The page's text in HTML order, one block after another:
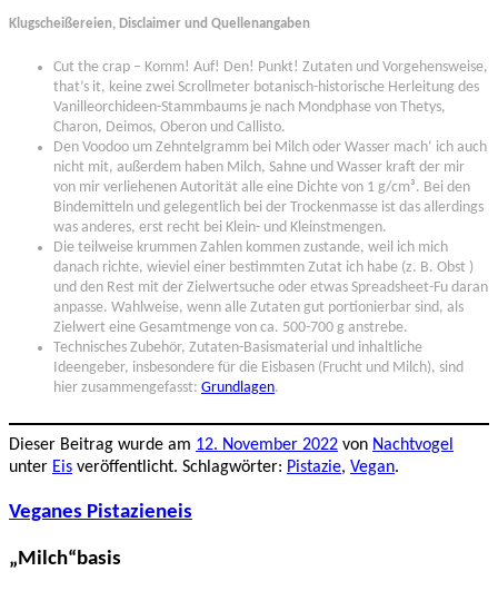
Klugscheißereien, Disclaimer und Quellenangaben
Cut the crap – Komm! Auf! Den! Punkt! Zutaten und Vorgehensweise,
that’s it, keine zwei Scrollmeter botanisch-historische Herleitung des
Vanilleorchideen-Stammbaums je nach Mondphase von Thetys,
Charon, Deimos, Oberon und Callisto.
Den Voodoo um Zehntelgramm bei Milch oder Wasser mach‘ ich auch
nicht mit, außerdem haben Milch, Sahne und Wasser kraft der mir
von mir verliehenen Autorität alle eine Dichte von 1 g/cm³. Bei den
Bindemitteln und gelegentlich bei der Trockenmasse ist das allerdings
was anderes, erst recht bei Klein- und Kleinstmengen.
Die teilweise krummen Zahlen kommen zustande, weil ich mich
danach richte, wieviel einer bestimmten Zutat ich habe (z. B. Obst )
und den Rest mit der Zielwertsuche oder etwas Spreadsheet-Fu daran
anpasse. Wahlweise, wenn alle Zutaten gut portionierbar sind, als
Zielwert eine Gesamtmenge von ca. 500-700 g anstrebe.
Technisches Zubehör, Zutaten-Basismaterial und inhaltliche
Ideengeber, insbesondere für die Eisbasen (Frucht und Milch), sind
hier zusammengefasst: Grundlagen.
Dieser Beitrag wurde am 12. November 2022 von Nachtvogel
unter Eis veröffentlicht. Schlagwörter: Pistazie, Vegan.
Veganes Pistazieneis
„Milch“basis